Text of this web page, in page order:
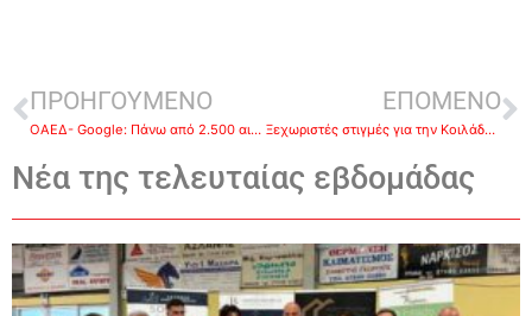
ΠΡΟΗΓΟΥΜΕΝΟ
ΟΑΕΔ- Google: Πάνω από 2.500 αιτήσεις σε 48 ώρες για το πρόγραμμα κατάρτισης 3.000 ανέργων
ΕΠΟΜΕΝΟ
Ξεχωριστές στιγμές για την Κοιλάδα στην απονομή του Κυπέλου Πρωταθλήματος- Στην Οικογένεια Λιβανού αφιέρωσε το πρωτάθλημα ο Δημήτρης Τσιρτσίκος
Νέα της τελευταίας εβδομάδας